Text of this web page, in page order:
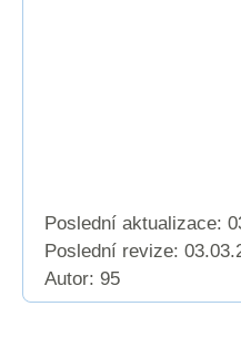
Poslední aktualizace:
Poslední revize:
Autor: 95